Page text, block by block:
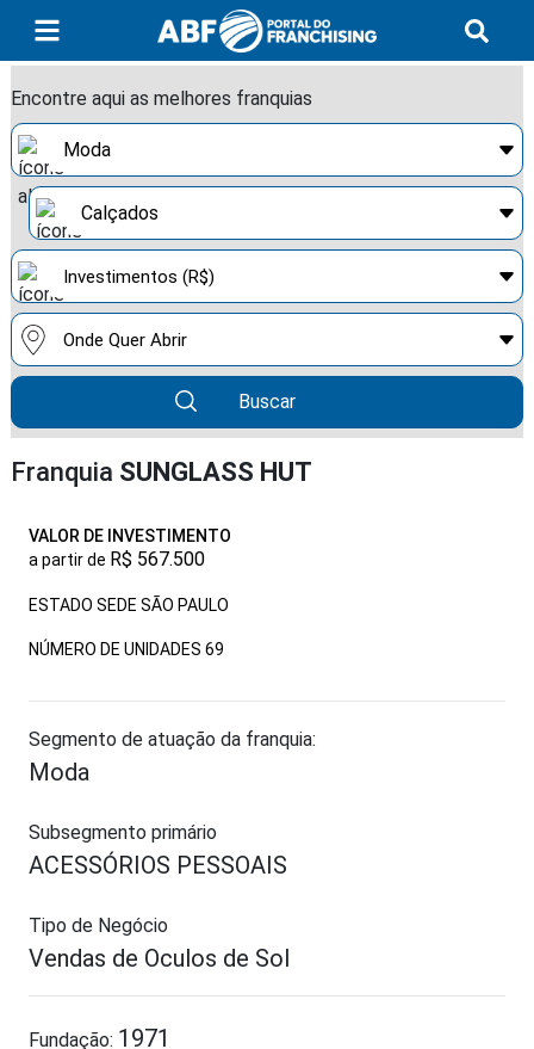
Encontre aqui as melhores franquias
Buscar
Franquia SUNGLASS HUT
VALOR DE INVESTIMENTO
a partir de R$ 567.500
ESTADO SEDE SÃO PAULO
NÚMERO DE UNIDADES 69
Segmento de atuação da franquia:
Moda
Subsegmento primário
ACESSÓRIOS PESSOAIS
Tipo de Negócio
Vendas de Oculos de Sol
Fundação: 1971